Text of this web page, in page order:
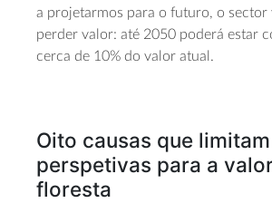
a projetarmos para o futuro, o sector
perder valor: até 2050 poderá estar
cerca de 10% do valor atual.
Oito causas que
perspetivas para a
floresta